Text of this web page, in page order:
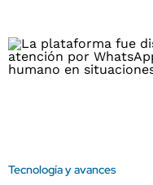
Tecnología y avances